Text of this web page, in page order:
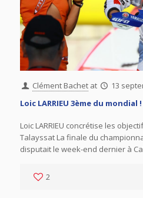
Clément Bachet at
13
Loic LARRIEU 3ème du mondial !
Loic LARRIEU concrétise les
Talayssat La finale du
disputait le week-end dernier à
2